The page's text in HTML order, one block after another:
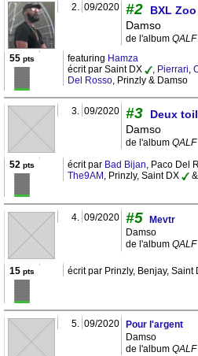
2. 09/2020 #2
BXL Zoo
Damso
de l'album QALF
55 pts featuring Hamza
écrit par Saint DX
, Pierrari,
Del Rosso, Prinzly & Damso
3. 09/2020 #3
Deux
Damso
de l'album QALF
52 pts écrit par Bad Bijan, Paco Del
The9AM , Prinzly, Saint DX
4. 09/2020 #5
Mevtr
Damso
de l'album QALF
15 pts écrit par Prinzly, Benjay, Saint
5. 09/2020
Pour l'argent
Damso
de l'album QALF